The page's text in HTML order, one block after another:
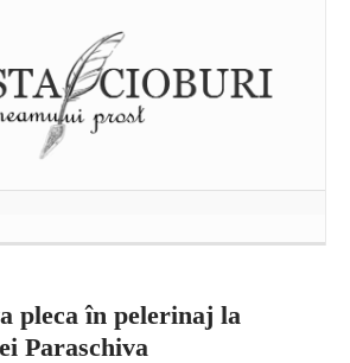
pleca în pelerinaj la
Paraschiva